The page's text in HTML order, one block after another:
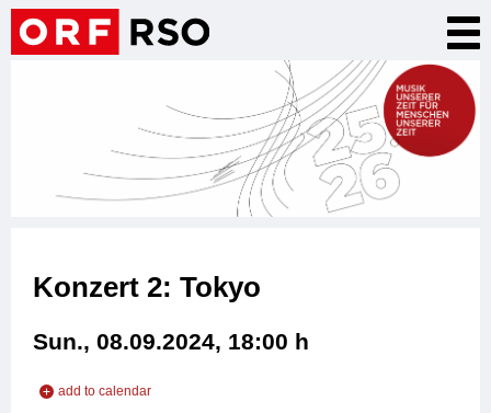
Skip
Konzert 2: Tokyo
Sun., 08.09.2024, 18:00 h
add to calendar